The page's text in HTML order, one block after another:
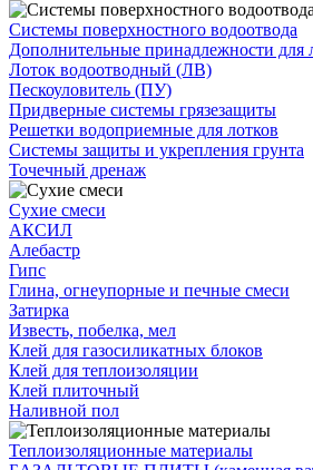
Системы поверхностного водоотвода
Дополнительные принадлежности для
Лоток водоотводный (ЛВ)
Пескоуловитель (ПУ)
Придверные системы грязезащиты
Решетки водоприемные для лотков
Системы защиты и укрепления грунта
Точечный дренаж
Сухие смеси
АКСИЛ
Алебастр
Гипс
Глина, огнеупорные и печные смеси
Затирка
Известь, побелка, мел
Клей для газосиликатных блоков
Клей для теплоизоляции
Клей плиточный
Наливной пол
Теплоизоляционные материалы